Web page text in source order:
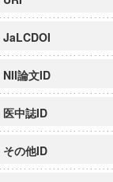
JaLCDOI
NII論文ID
医中誌ID
その他ID